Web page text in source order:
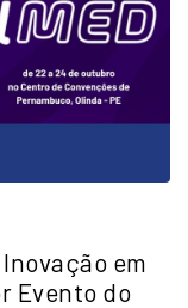
em
Evento do